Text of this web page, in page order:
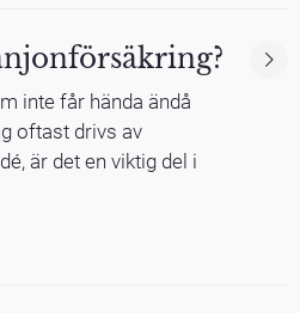
inte får hända ändå
oftast drivs av
är det en viktig del i